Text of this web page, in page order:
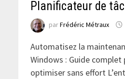
Planificateur de
parFrédéric Métraux
Automatisez la
Windows : Guide
optimiser sans effort